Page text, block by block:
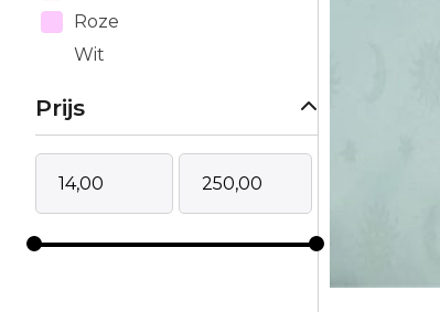
Roze
Wit
Prijs